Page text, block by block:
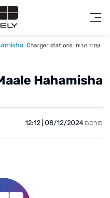
עמוד הבית Charger stations
Hahamisha
פורסם 08/12/2024 | 12:12